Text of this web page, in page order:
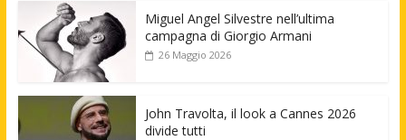
Miguel Angel Silvestre nell’ultima
campagna di Giorgio Armani
26 Maggio 2026
John Travolta, il look a Cannes 2026
divide tutti